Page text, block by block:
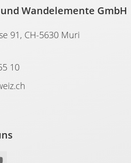
und Wandelemente GmbH
91, CH-5630 Muri
10